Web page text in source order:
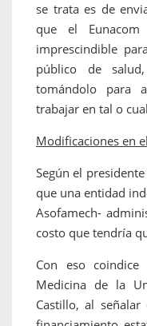
se trata es de
que el
imprescindible
público de
tomándolo para
trabajar en tal o
Modificaciones en
Según el
que una entidad
Asofamech-
costo que tendría
Con eso
Medicina de la
Castillo, al señalar